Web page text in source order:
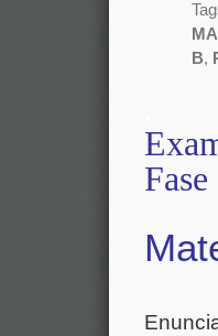
B,
Fase